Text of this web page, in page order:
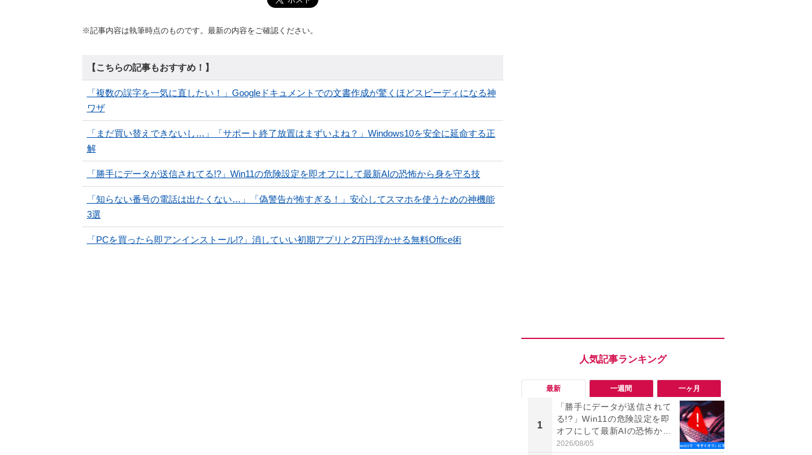
※記事内容は執筆時点のものです。最新の内容をご確認ください。
【こちらの記事もおすすめ！】
「複数の誤字を一気に直したい！」Googleドキュメントでの文書作成が驚くほどスピーディになる神
ワザ
「まだ買い替えできないし…」「サポート終了放置はまずいよね？」Windows10を安全に延命する正
解
「勝手にデータが送信されてる!?」Win11の危険設定を即オフにして最新AIの恐怖から身を守る技
「知らない番号の電話は出たくない…」「偽警告が怖すぎる！」安心してスマホを使うための神機能
3選
「PCを買ったら即アンインストール!?」消していい初期アプリと2万円浮かせる無料Office術
最新 一週間 一ヶ月
1
「勝手にデータが送信されて
る!?」Win11の危険設定を即
オフにして最新AIの恐怖から
身を守る技
2026/08/05